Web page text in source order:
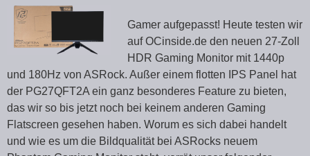
Gamer aufgepasst! Heute testen wir
auf OCinside.de den neuen 27-Zoll
HDR Gaming Monitor mit 1440p
und 180Hz von ASRock. Außer einem flotten IPS Panel hat
der PG27QFT2A ein ganz besonderes Feature zu bieten,
das wir so bis jetzt noch bei keinem anderen Gaming
Flatscreen gesehen haben. Worum es sich dabei handelt
und wie es um die Bildqualität bei ASRocks neuem